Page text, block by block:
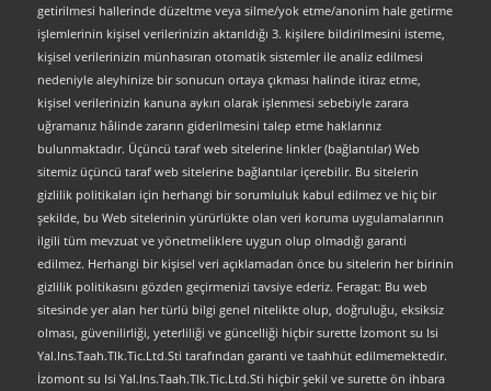
getirilmesi hallerinde düzeltme veya silme/yok etme/anonim hale getirme
işlemlerinin kişisel verilerinizin aktarıldığı 3. kişilere bildirilmesini isteme,
kişisel verilerinizin münhasıran otomatik sistemler ile analiz edilmesi
nedeniyle aleyhinize bir sonucun ortaya çıkması halinde itiraz etme,
kişisel verilerinizin kanuna aykırı olarak işlenmesi sebebiyle zarara
uğramanız hâlinde zararın giderilmesini talep etme haklarınız
bulunmaktadır. Üçüncü taraf web sitelerine linkler (bağlantılar) Web
sitemiz üçüncü taraf web sitelerine bağlantılar içerebilir. Bu sitelerin
gizlilik politikaları için herhangi bir sorumluluk kabul edilmez ve hiç bir
şekilde, bu Web sitelerinin yürürlükte olan veri koruma uygulamalarının
ilgili tüm mevzuat ve yönetmeliklere uygun olup olmadığı garanti
edilmez. Herhangi bir kişisel veri açıklamadan önce bu sitelerin her birinin
gizlilik politikasını gözden geçirmenizi tavsiye ederiz. Feragat: Bu web
sitesinde yer alan her türlü bilgi genel nitelikte olup, doğruluğu, eksiksiz
olması, güvenilirliği, yeterliliği ve güncelliği hiçbir surette İzomont su Isi
Yal.Ins.Taah.Tlk.Tic.Ltd.Sti tarafından garanti ve taahhüt edilmemektedir.
İzomont su Isi Yal.Ins.Taah.Tlk.Tic.Ltd.Sti hiçbir şekil ve surette ön ihbara